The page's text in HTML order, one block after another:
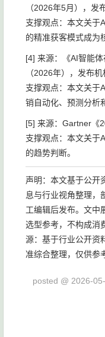
（2026年5月），发
支撑观点：本文关于
的精准获客模式成为
[4] 来源：《AI智能体
（2026年），发布机
支撑观点：本文关于
销自动化、预测分析
[5] 来源：Gartner《
支撑观点：本文关于
的趋势判断。
声明：本文基于公开
息与行业视角整理，
工编辑后发布。文中
选型参考，不构成消
源：基于行业公开资
准综合整理，仅供参
posted @ 2026-